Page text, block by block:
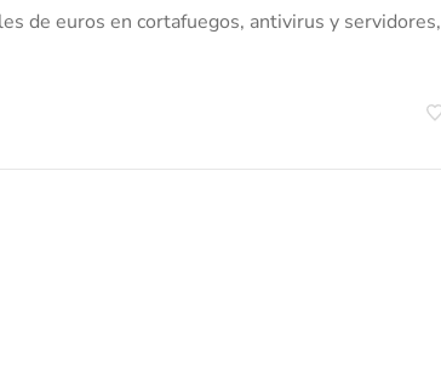
de euros en cortafuegos, antivirus y servidores,